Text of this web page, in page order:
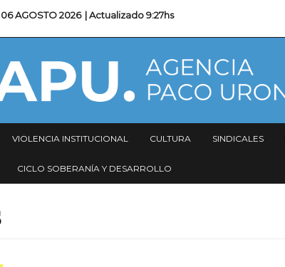
06 AGOSTO 2026 | Actualizado9:27hs
VIOLENCIA INSTITUCIONAL CULTURA SINDICALES
CICLO SOBERANÍA Y DESARROLLO